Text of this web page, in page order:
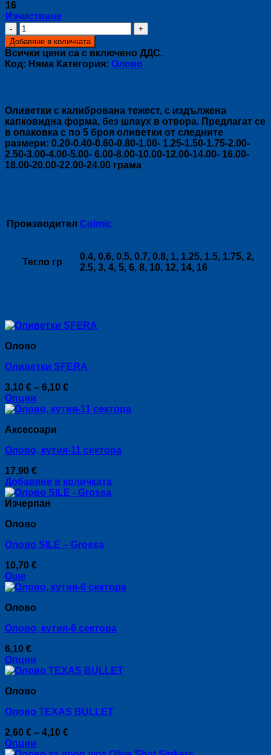
16
Изчистване
количество
за
Оливетки
SUPREME
Добавяне в количката
Всички цени са с включено ДДС.
Код: Няма Категория: Оловo
Оливетки с калибрована тежест, с издължена
капковидна форма, без шлаух в отвора. Предлагат се
в опаковка с по 5 броя оливетки от следните
размери: 0.20-0.40-0.60-0.80-1.00- 1.25-1.50-1.75-2.00-
2.50-3.00-4.00-5.00- 6.00-8.00-10.00-12.00-14.00- 16.00-
18.00-20.00-22.00-24.00 грама
Производител Colmic
Тегло гр
0.4, 0.6, 0.5, 0.7, 0.8, 1, 1.25, 1.5, 1.75, 2,
2.5, 3, 4, 5, 6, 8, 10, 12, 14, 16
Оловo
Оливетки SFERA
3,10 € – 6,10 €Price
3,10 €
Опции
This
has
variants.
options
may
be
chosen
the
product
page
Аксесоари
Олово, кутия-11 сектора
17,90 €
Добавяне в количката
Изчерпан
Оловo
Олово SILE – Grossa
10,70 €
Още
Оловo
Олово, кутия-6 сектора
6,10 €
Опции
This
has
variants.
options
may
Оловo
Олово TEXAS BULLET
2,60 € – 4,10 €Price
Опции